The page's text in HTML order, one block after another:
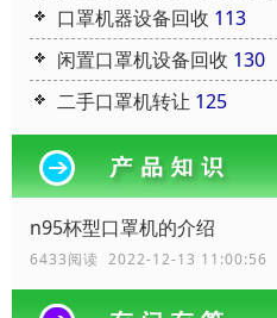
口罩机器设备回收 113
闲置口罩机设备回收 130
二手口罩机转让 125
n95杯型口罩机的介绍
6433阅读 2022-12-13 11:00:56